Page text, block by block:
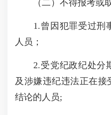
（二）不得报考或取
1.曾因犯罪受过刑
人员；
2.受党纪政纪处分
及涉嫌违纪违法正在接
结论的人员;